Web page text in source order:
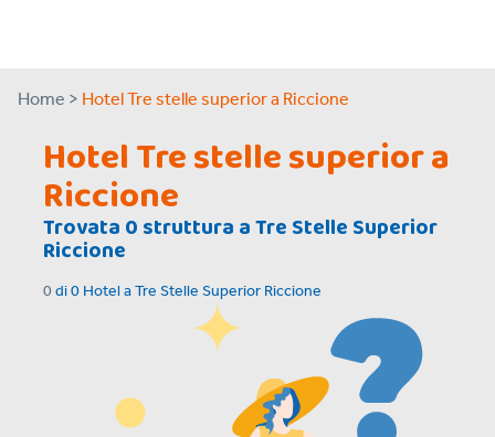
Home > Hotel Tre stelle superior a Riccione
Hotel Tre stelle superior a
Riccione
Trovata0struttura aTre Stelle Superior
Riccione
0 di0 Hotel aTre Stelle Superior Riccione